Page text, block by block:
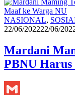
Share
NASIONAL,
22/06/202222/06/
Mardani
PBNU